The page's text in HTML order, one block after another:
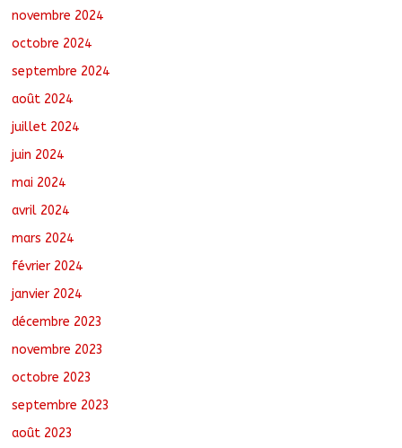
novembre 2024
octobre 2024
septembre 2024
août 2024
juillet 2024
juin 2024
mai 2024
avril 2024
mars 2024
février 2024
janvier 2024
décembre 2023
novembre 2023
octobre 2023
septembre 2023
août 2023